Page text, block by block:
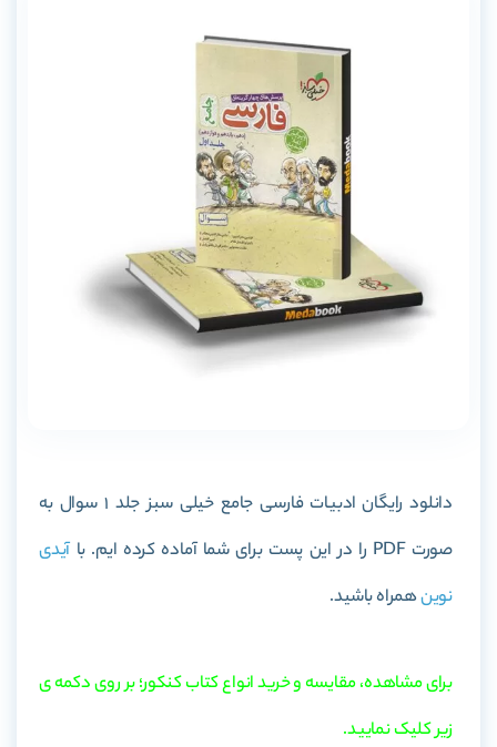
دانلود رایگان ادبیات فارسی جامع خیلی سبز جلد 1 سوال به
صورت PDF را در این پست برای شما آماده کرده ایم. با
آیدی
نوینهمراه باشید.
برای مشاهده، مقایسه و خرید انواع کتاب کنکور؛ بر روی دکمه ی
زیر کلیک نمایید.